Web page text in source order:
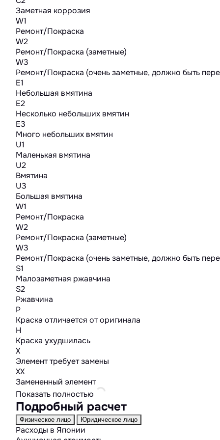
Заметная коррозия
W1
Ремонт/Покраска
W2
Ремонт/Покраска (заметные)
W3
Ремонт/Покраска (очень заметные, должно быть
E1
Небольшая вмятина
E2
Несколько небольших вмятин
E3
Много небольших вмятин
U1
Маленькая вмятина
U2
Вмятина
U3
Большая вмятина
W1
Ремонт/Покраска
W2
Ремонт/Покраска (заметные)
W3
Ремонт/Покраска (очень заметные, должно быть
S1
Малозаметная ржавчина
S2
Ржавчина
P
Краска отличается от оригинала
H
Краска ухудшилась
X
Элемент требует замены
XX
Замененный элемент
Показать полностью
Подробный расчет
Физическое лицо Юридическое лицо
Расходы в Японии